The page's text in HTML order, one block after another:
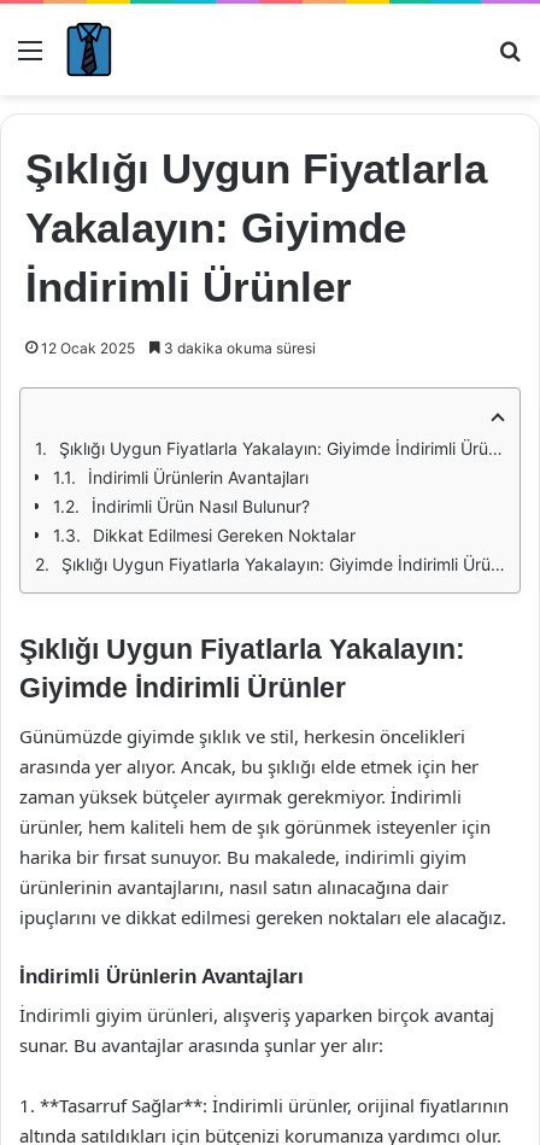
Menü
Şıklığı Uygun Fiyatlarla
Yakalayın: Giyimde
İndirimli Ürünler
12 Ocak 2025 3 dakika okuma süresi
Şıklığı Uygun Fiyatlarla Yakalayın: Giyimde İndirimli Ürünler
İndirimli Ürünlerin Avantajları
İndirimli Ürün Nasıl Bulunur?
Dikkat Edilmesi Gereken Noktalar
Şıklığı Uygun Fiyatlarla Yakalayın: Giyimde İndirimli Ürünler
Şıklığı Uygun Fiyatlarla Yakalayın:
Giyimde İndirimli Ürünler
Günümüzde giyimde şıklık ve stil, herkesin öncelikleri
arasında yer alıyor. Ancak, bu şıklığı elde etmek için her
zaman yüksek bütçeler ayırmak gerekmiyor. İndirimli
ürünler, hem kaliteli hem de şık görünmek isteyenler için
harika bir fırsat sunuyor. Bu makalede, indirimli giyim
ürünlerinin avantajlarını, nasıl satın alınacağına dair
ipuçlarını ve dikkat edilmesi gereken noktaları ele alacağız.
İndirimli Ürünlerin Avantajları
İndirimli giyim ürünleri, alışveriş yaparken birçok avantaj
sunar. Bu avantajlar arasında şunlar yer alır:
1. **Tasarruf Sağlar**: İndirimli ürünler, orijinal fiyatlarının
altında satıldıkları için bütçenizi korumanıza yardımcı olur.